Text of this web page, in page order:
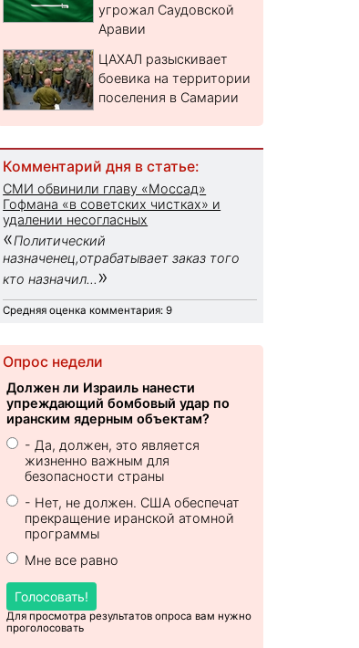
угрожал Саудовской
Аравии
ЦАХАЛ разыскивает
боевика на территории
поселения в Самарии
Комментарий дня в статье:
СМИ обвинили главу «Моссад»
Гофмана «в советских чистках» и
удалении несогласных
«Политический
назначенец,отрабатывает заказ того
кто назначил... »
Средняя оценка комментария: 9
Опрос недели
Должен ли Израиль нанести
упреждающий бомбовый удар по
иранским ядерным объектам?
- Да, должен, это является
жизненно важным для
безопасности страны
- Нет, не должен. США обеспечат
прекращение иранской атомной
программы
Мне все равно
Голосовать!
Для просмотра результатов опроса вам нужно
проголосовать